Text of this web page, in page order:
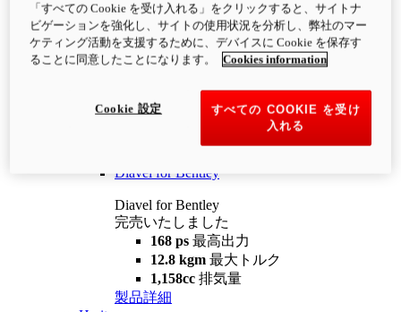
¥4,400,000 i
コンフィギュレーター 製品詳細
newV4 RS 100
12.2 kgm
最大トルク
装備重量（燃料を除く）
Diavel for Bentley
Diavel for Bentley
完売いたしました
168 ps 最高出力
12.8 kgm 最大トルク
1,158cc 排気量
製品詳細
「すべての Cookie を受け入れる」をクリックすると、サイトナ
ビゲーションを強化し、サイトの使用状況を分析し、弊社のマー
ケティング活動を支援するために、デバイスに Cookie を保存す
ることに同意したことになります。
Cookies information
すべての COOKIE を受け
入れる
Cookie 設定